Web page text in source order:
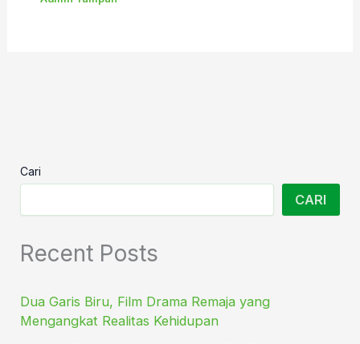
Cari
CARI
Recent Posts
Dua Garis Biru, Film Drama Remaja yang
Mengangkat Realitas Kehidupan